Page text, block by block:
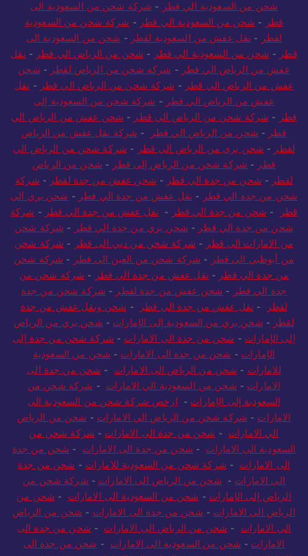
شحن من السعودية الي قطر - شركة شحن من السعودية الى
قطر - شحن من السعودية الي قطر - شركة شحن من السعودية
لقطر - نقل عفش من السعودية لقطر - شحن من السعودية الى
قطر - شحن من السعودية الي قطر - شحن من الرياض الي قطر - نقل
عفش من الرياض الي قطر - شركة شحن من الرياض لقطر - شحن
عفش من الرياض الي قطر - شركة شحن من الرياض الي قطر - نقل
عفش من الرياض الي قطر - شركة شحن من السعودية إلى
قطر - شركة شحن من الرياض الي قطر - شحن عفش من الرياض الي
قطر - شحن من الرياض الي قطر - شركة نقل عفش من الرياض
لقطر - شحن بري من الرياض الي قطر - شركة شحن من الرياض الي
قطر - شركة شحن من الرياض إلى قطر - شحن من الرياض
لقطر - شحن من جدة الي قطر - شحن عفش من جدة لقطر - شركة
شحن من جدة الي قطر - نقل عفش من جدة الي قطر - شحن بري الى
قطر
- شحن من جدة الي قطر - نقل عفش من جدة الي قطر - شركة
شحن من جدة الي قطر - شحن بري من جدة الي قطر - شركة شحن
من الامارات الى قطر - شركة شحن من دبي الى قطر - شركة شحن
من أبوظبي الى قطر - شركة شحن من العين الى قطر - شركة شحن
من جدة الي قطر - نقل عفش من جدة الي قطر - شركة شحن من
جدة الي قطر - شحن عفش من جدة لقطر - شركة شحن من جدة
لقطر
- نقل عفش من جدة الي قطر - شحن ونقل عفش من جدة
لقطر - شحن بري من السعودية إلى الإمارات - شحن بري من الرياض
إلى الإمارات - شحن من جدة الى الامارات - شركة شحن من جدة إلى
الإمارات - شحن من جدة الى الامارات - شحن من السعودية
للامارات - شحن من الرياض الى الامارات - شحن من جدة الى
الامارات - شحن من السعودية الي الامارات - شركة شحن من
السعودية إلى الإمارات - ارخص شركة شحن من السعودية الى
الامارات - شركة شحن من الرياض الي الامارات - شحن من الرياض
الي الامارات - شحن من جدة الى الامارات - شركة شحن من
السعودية الى الامارات - شحن من جدة الى الامارات - شحن من جدة
الى الامارات - شركة شحن من السعودية للامارات - شحن من جدة
الى الامارات - شحن من الرياض الى الامارات - شركة شحن من
الرياض إلى الإمارات - شحن من السعودية الى الامارات - شحن من
الرياض الى الامارات - شحن من جدة الى الامارات - شحن من الرياض
الي الامارات - شحن من الرياض الى الامارات - شحن من جدة الى
الامارات - شحن من السعودية الى الامارات - شحن من جدة الى